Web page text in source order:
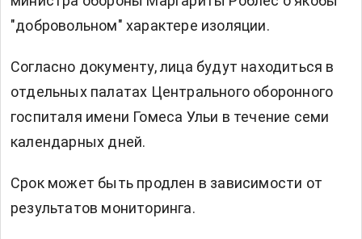
"добровольном" характере изоляции.
Согласно документу, лица будут находиться в
отдельных палатах Центрального оборонного
госпиталя имени Гомеса Ульи в течение семи
календарных дней.
Срок может быть продлен в зависимости от
результатов мониторинга.